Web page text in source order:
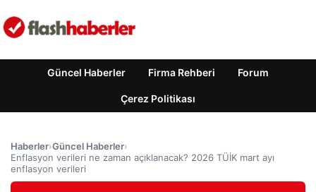
Güncel Haberler Firma Rehberi Forum
Çerez Politikası
Haberler›Güncel Haberler›
Enflasyon verileri ne zaman açıklanacak? 2026 TÜİK mart ayı
enflasyon verileri